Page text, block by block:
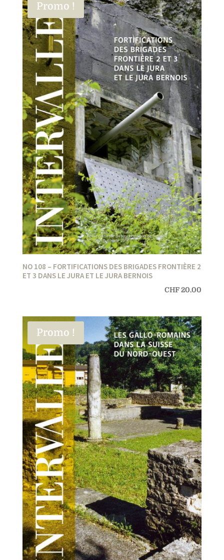
Promo !
NO 108 – FORTIFICATIONS DES BRIGADES FRONTIÈRE 2
ET 3 DANS LE JURA ET LE JURA BERNOIS
CHF20.00
Promo !